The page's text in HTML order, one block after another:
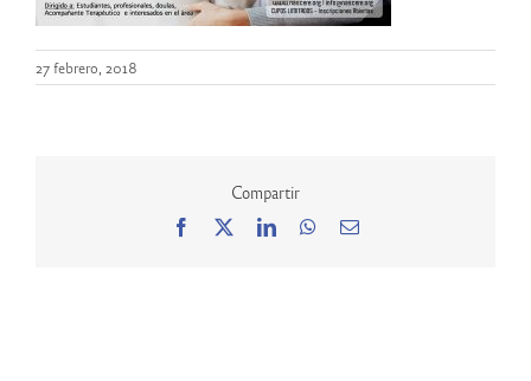
27 febrero, 2018
Compartir
Facebook LinkedInWhatsApp
Correo